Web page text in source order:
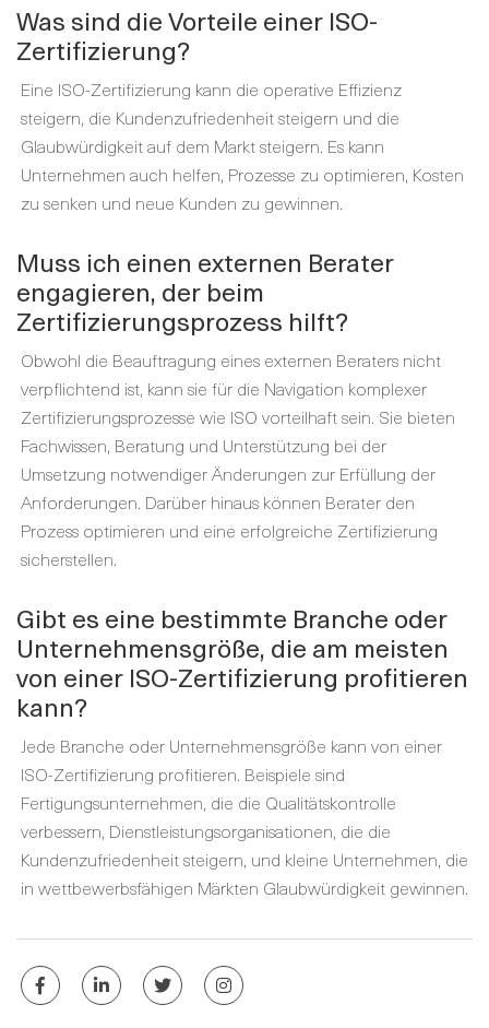
Was sind die Vorteile einer ISO-
Zertifizierung?
Eine ISO-Zertifizierung kann die operative Effizienz
steigern, die Kundenzufriedenheit steigern und die
Glaubwürdigkeit auf dem Markt steigern. Es kann
Unternehmen auch helfen, Prozesse zu optimieren, Kosten
zu senken und neue Kunden zu gewinnen.
Muss ich einen externen Berater
engagieren, der beim
Zertifizierungsprozess hilft?
Obwohl die Beauftragung eines externen Beraters nicht
verpflichtend ist, kann sie für die Navigation komplexer
Zertifizierungsprozesse wie ISO vorteilhaft sein. Sie bieten
Fachwissen, Beratung und Unterstützung bei der
Umsetzung notwendiger Änderungen zur Erfüllung der
Anforderungen. Darüber hinaus können Berater den
Prozess optimieren und eine erfolgreiche Zertifizierung
sicherstellen.
Gibt es eine bestimmte Branche oder
Unternehmensgröße, die am meisten
von einer ISO-Zertifizierung profitieren
kann?
Jede Branche oder Unternehmensgröße kann von einer
ISO-Zertifizierung profitieren. Beispiele sind
Fertigungsunternehmen, die die Qualitätskontrolle
verbessern, Dienstleistungsorganisationen, die die
Kundenzufriedenheit steigern, und kleine Unternehmen, die
in wettbewerbsfähigen Märkten Glaubwürdigkeit gewinnen.